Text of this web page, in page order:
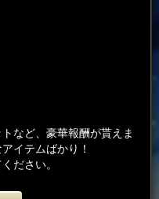
など、豪華報酬が貰えま
イテムばかり！
ださい。